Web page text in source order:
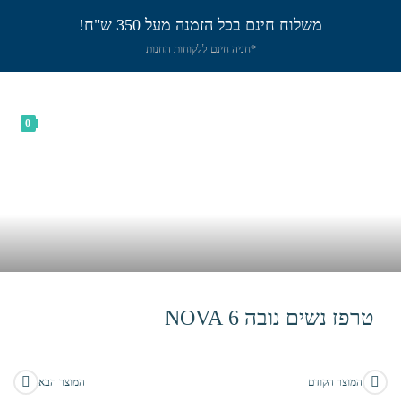
משלוח חינם בכל הזמנה מעל 350 ש"ח!
*חניה חינם ללקוחות החנות
0
טרפז נשים נובה 6 NOVA
המוצר הקודם המוצר הבא